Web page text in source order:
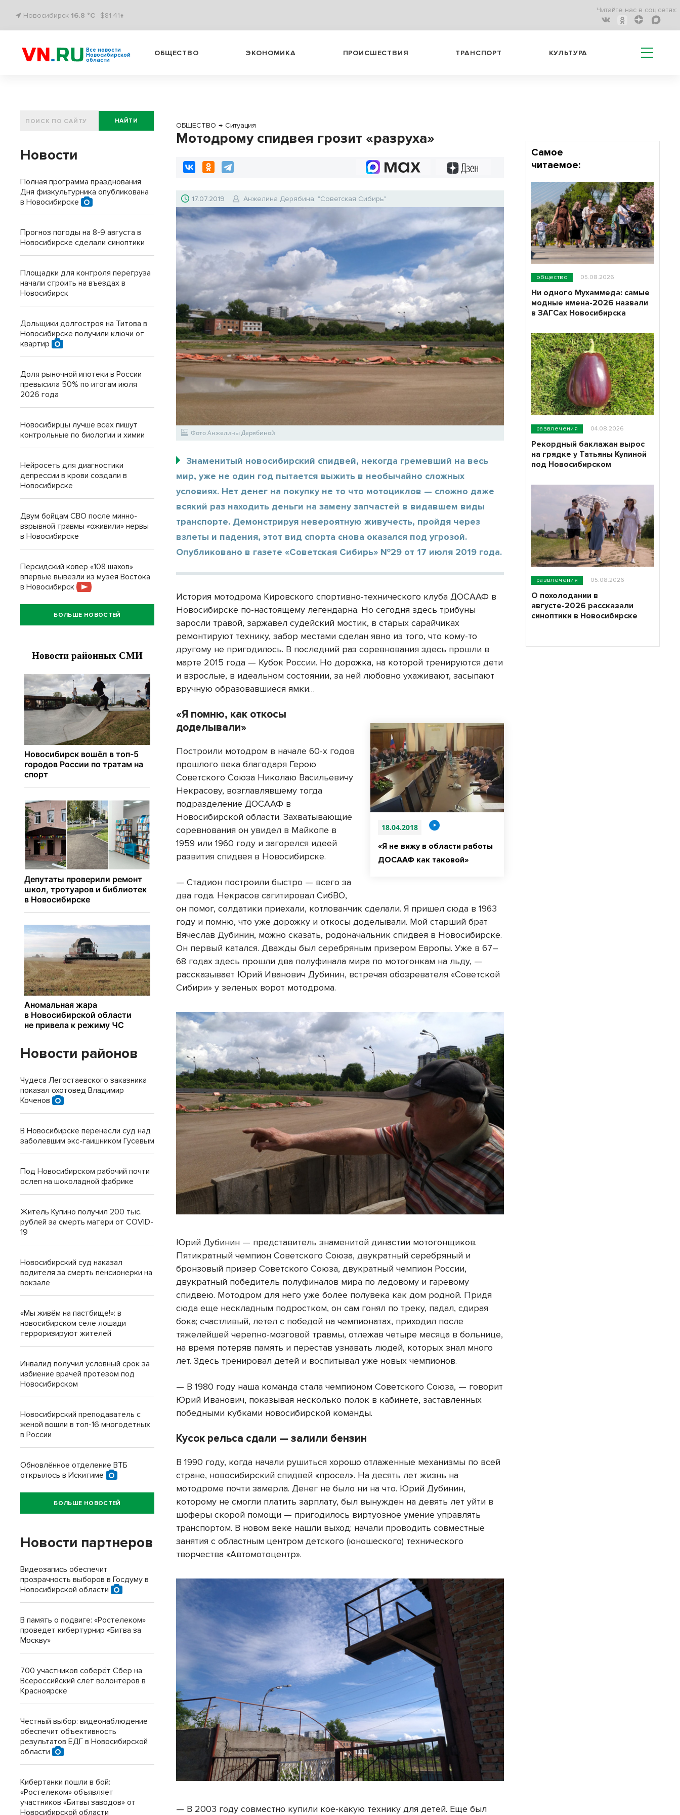
Новосибирск 16.8 °C $81.41↑
Читайте нас в соц.сетях:
Все новости
Новосибирской
области
ОБЩЕСТВО ЭКОНОМИКА ПРОИСШЕСТВИЯ ТРАНСПОРТ КУЛЬТУРА
ОБЩЕСТВО → Ситуация
Мотодрому спидвея грозит «разруха»
17.07.2019 Анжелина Дерябина, "Советская Сибирь"
Фото Анжелины Дерябиной
Знаменитый новосибирский спидвей, некогда гремевший на весь
мир, уже не один год пытается выжить в необычайно сложных
условиях. Нет денег на покупку не то что мотоциклов — сложно даже
всякий раз находить деньги на замену запчастей в видавшем виды
транспорте. Демонстрируя невероятную живучесть, пройдя через
взлеты и падения, этот вид спорта снова оказался под угрозой.
Опубликовано в газете «Советская Сибирь» №29 от 17 июля 2019 года.
История мотодрома Кировского спортивно-технического клуба ДОСААФ в
Новосибирске по-настоящему легендарна. Но сегодня здесь трибуны
заросли травой, заржавел судейский мостик, в старых сарайчиках
ремонтируют технику, забор местами сделан явно из того, что кому-то
другому не пригодилось. В последний раз соревнования здесь прошли в
марте 2015 года — Кубок России. Но дорожка, на которой тренируются дети
и взрослые, в идеальном состоянии, за ней любовно ухаживают, засыпают
вручную образовавшиеся ямки…
18.04.2018
«Я не вижу в области работы
ДОСААФ как таковой»
«Я помню, как откосы
доделывали»
Построили мотодром в начале 60-х годов
прошлого века благодаря Герою
Советского Союза Николаю Васильевичу
Некрасову, возглавлявшему тогда
подразделение ДОСААФ в
Новосибирской области. Захватывающие
соревнования он увидел в Майкопе в
1959 или 1960 году и загорелся идеей
развития спидвея в Новосибирске.
— Стадион построили быстро — всего за
два года. Некрасов сагитировал СибВО,
он помог, солдатики приехали, котлованчик сделали. Я пришел сюда в 1963
году и помню, что уже дорожку и откосы доделывали. Мой старший брат
Вячеслав Дубинин, можно сказать, родоначальник спидвея в Новосибирске.
Он первый катался. Дважды был серебряным призером Европы. Уже в 67–
68 годах здесь прошли два полуфинала мира по мотогонкам на льду, —
рассказывает Юрий Иванович Дубинин, встречая обозревателя «Советской
Сибири» у зеленых ворот мотодрома.
Юрий Дубинин — представитель знаменитой династии мотогонщиков.
Пятикратный чемпион Советского Союза, двукратный серебряный и
бронзовый призер Советского Союза, двукратный чемпион России,
двукратный победитель полуфиналов мира по ледовому и гаревому
спидвею. Мотодром для него уже более полувека как дом родной. Придя
сюда еще нескладным подростком, он сам гонял по треку, падал, сдирая
бока; счастливый, летел с победой на чемпионатах, приходил после
тяжелейшей черепно-мозговой травмы, отлежав четыре месяца в больнице,
на время потеряв память и перестав узнавать людей, которых знал много
лет. Здесь тренировал детей и воспитывал уже новых чемпионов.
— В 1980 году наша команда стала чемпионом Советского Союза, — говорит
Юрий Иванович, показывая несколько полок в кабинете, заставленных
победными кубками новосибирской команды.
Кусок рельса сдали — залили бензин
В 1990 году, когда начали рушиться хорошо отлаженные механизмы по всей
стране, новосибирский спидвей «просел». На десять лет жизнь на
мотодроме почти замерла. Денег не было ни на что. Юрий Дубинин,
которому не смогли платить зарплату, был вынужден на девять лет уйти в
шоферы скорой помощи — пригодилось виртуозное умение управлять
транспортом. В новом веке нашли выход: начали проводить совместные
занятия с областным центром детского (юношеского) технического
творчества «Автомотоцентр».
— В 2003 году совместно купили кое-какую технику для детей. Еще был
НАЙТИ
Новости
Полная программа празднования
Дня физкультурника опубликована
в Новосибирске
Прогноз погоды на 8-9 августа в
Новосибирске сделали синоптики
Площадки для контроля перегруза
начали строить на въездах в
Новосибирск
Дольщики долгостроя на Титова в
Новосибирске получили ключи от
квартир
Доля рыночной ипотеки в России
превысила 50% по итогам июля
2026 года
Новосибирцы лучше всех пишут
контрольные по биологии и химии
Нейросеть для диагностики
депрессии в крови создали в
Новосибирске
Двум бойцам СВО после минно-
взрывной травмы «оживили» нервы
в Новосибирске
Персидский ковер «108 шахов»
впервые вывезли из музея Востока
в Новосибирск
БОЛЬШЕ НОВОСТЕЙ
Новости районов
Чудеса Легостаевского заказника
показал охотовед Владимир
Коченов
В Новосибирске перенесли суд над
заболевшим экс-гаишником Гусевым
Под Новосибирском рабочий почти
ослеп на шоколадной фабрике
Житель Купино получил 200 тыс.
рублей за смерть матери от COVID-
19
Новосибирский суд наказал
водителя за смерть пенсионерки на
вокзале
«Мы живём на пастбище!»: в
новосибирском селе лошади
терроризируют жителей
Инвалид получил условный срок за
избиение врачей протезом под
Новосибирском
Новосибирский преподаватель с
женой вошли в топ-16 многодетных
в России
Обновлённое отделение ВТБ
открылось в Искитиме
БОЛЬШЕ НОВОСТЕЙ
Новости партнеров
Видеозапись обеспечит
прозрачность выборов в Госдуму в
Новосибирской области
В память о подвиге: «Ростелеком»
проведет кибертурнир «Битва за
Москву»
700 участников соберёт Сбер на
Всероссийский слёт волонтёров в
Красноярске
Честный выбор: видеонаблюдение
обеспечит объективность
результатов ЕДГ в Новосибирской
области
Кибертанки пошли в бой:
«Ростелеком» объявляет
участников «Битвы заводов» от
Новосибирской области
Самое
читаемое:
общество 05.08.2026
Ни одного Мухаммеда: самые
модные имена-2026 назвали
в ЗАГСах Новосибирска
развлечения 04.08.2026
Рекордный баклажан вырос
на грядке у Татьяны Купиной
под Новосибирском
развлечения 05.08.2026
О похолодании в
августе-2026 рассказали
синоптики в Новосибирске